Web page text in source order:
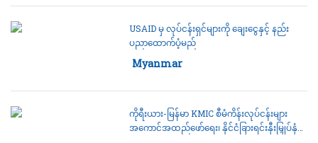
USAID မှ လုပ်ငန်းရှင်များကို ချေးငွေနှင့် နည်း
ပညာထောက်ပံ့မည်
Category:
Myanmar
ကိုရီးယား-မြန်မာ KMIC စီမံကိန်းလုပ်ငန်းများ
အကောင်အထည်ဖော်ရေး၊ နိုင်ငံခြားရင်းနှီးမြှုပ်နှံမှု